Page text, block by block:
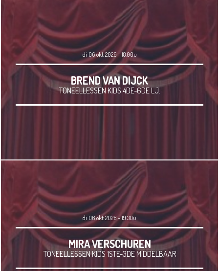
di 06 okt 2026 - 18.00u
BREND VAN DIJCK
TONEELLESSEN KIDS 4DE-6DE LJ.
di 06 okt 2026 - 19.30u
MIRA VERSCHUREN
TONEELLESSEN KIDS 1STE-3DE MIDDELBAAR